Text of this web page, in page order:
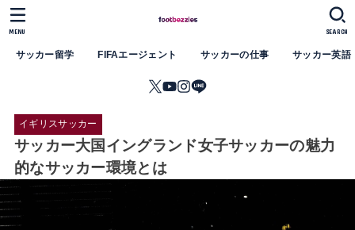
サッカー留学 FIFAエージェント サッカーの仕事 サッカー英語
SEARCH
MENU
イギリスサッカー
サッカー大国イングランド女子サッカーの魅力
的なサッカー環境とは